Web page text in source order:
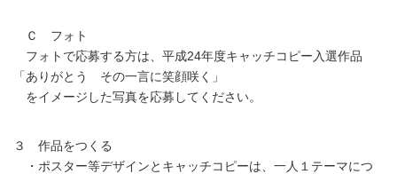
Ｃ フォト
フォトで応募する方は、平成24年度キャッチコピー入選作品
「ありがとう その一言に笑顔咲く」
をイメージした写真を応募してください。
３ 作品をつくる
・ポスター等デザインとキャッチコピーは、一人１テーマにつ